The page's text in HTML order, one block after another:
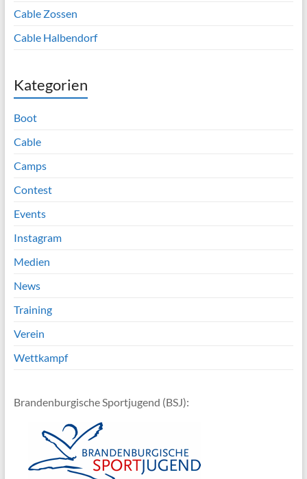
Cable Zossen
Cable Halbendorf
Kategorien
Boot
Cable
Camps
Contest
Events
Instagram
Medien
News
Training
Verein
Wettkampf
Brandenburgische Sportjugend (BSJ):